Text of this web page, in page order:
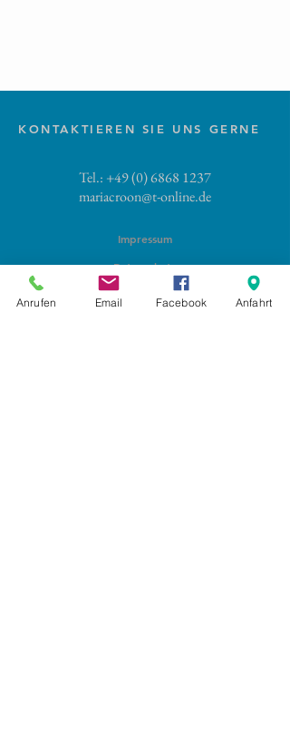
KONTAKTIEREN SIE UNS GERNE
Tel.: +49 (0) 6868 1237
mariacroon@t-online.de
Impressum
Datenschutz
Anrufen Email Facebook Anfahrt